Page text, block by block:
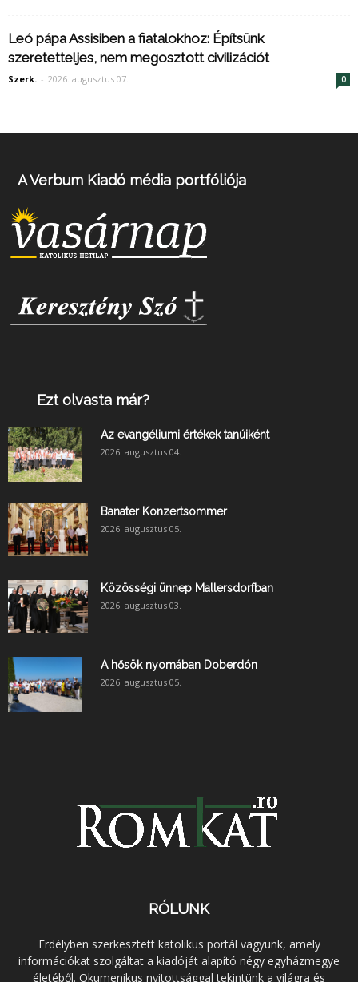
Leó pápa Assisiben a fiatalokhoz: Építsünk
szeretetteljes, nem megosztott civilizációt
Szerk. - 2026. augusztus 07. 0
A Verbum Kiadó média portfóliója
Ezt olvasta már?
Az evangéliumi értékek tanúiként
2026. augusztus 04.
Banater Konzertsommer
2026. augusztus 05.
Közösségi ünnep Mallersdorfban
2026. augusztus 03.
A hősök nyomában Doberdón
2026. augusztus 05.
RÓLUNK
Erdélyben szerkesztett katolikus portál vagyunk, amely
információkat szolgáltat a kiadóját alapító négy egyházmegye
életéből. Ökumenikus nyitottsággal tekintünk a világra és